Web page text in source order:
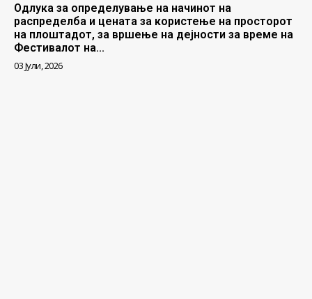
Одлука за определување на начинот на
распределба и цената за користење на просторот
на плоштадот, за вршење на дејности за време на
Фестивалот на...
03 Јули, 2026